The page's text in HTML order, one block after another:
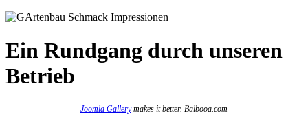
Ein Rundgang durch unseren
Betrieb
Joomla Gallerymakes it better. Balbooa.com